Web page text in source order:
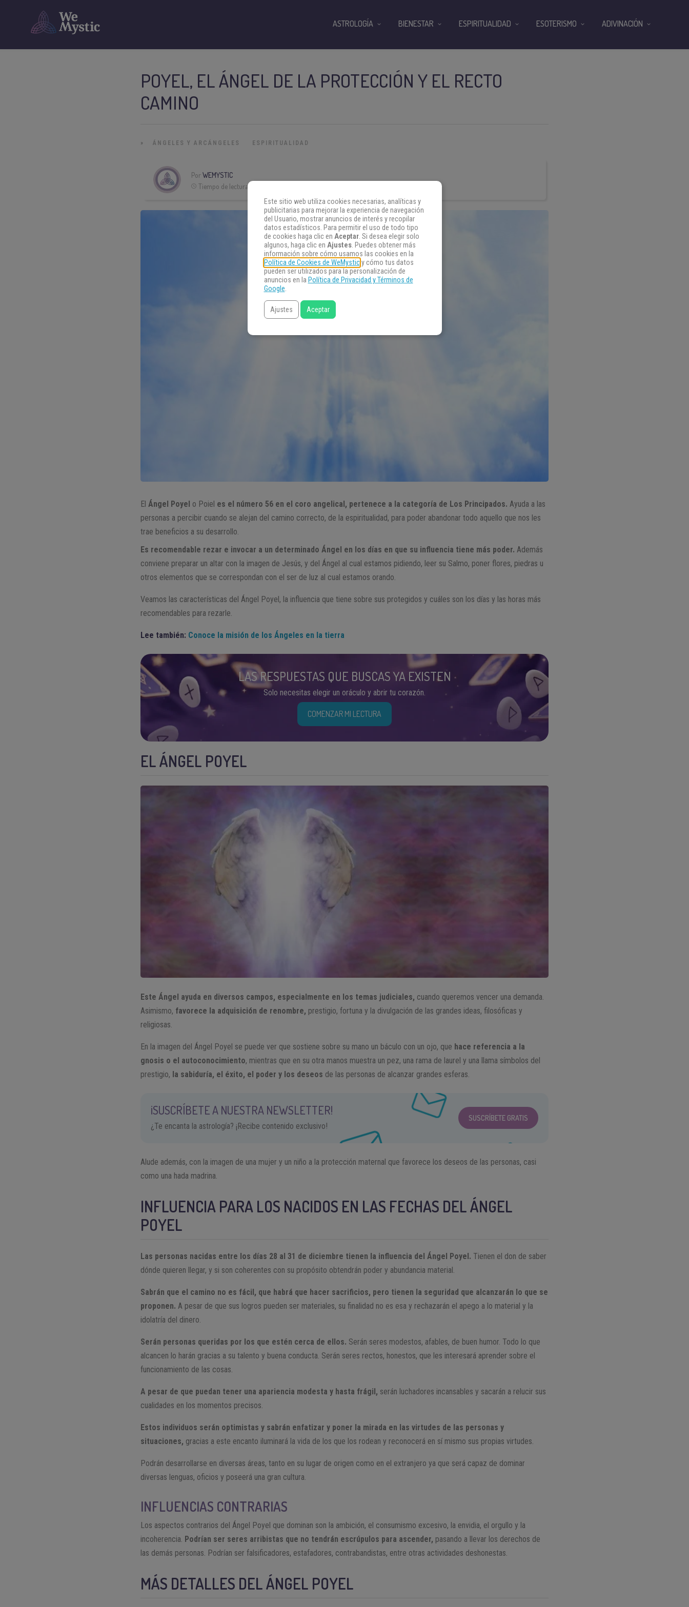
POYEL, EL ÁNGEL DE LA PROTECCIÓN Y EL RECTO
CAMINO
» ÁNGELES Y ARCÁNGELES ESPIRITUALIDAD
Por WEMYSTIC
Tiempo de lectura:
ElÁngel Poyel o Poiel es el número 56 en el coro angelical, pertenece a la categoría de Los Principados. Ayuda a las
personas a percibir cuando se alejan del camino correcto, de la espiritualidad, para poder abandonar todo aquello que nos les
trae beneficios a su desarrollo.
Es recomendable rezar e invocar a un determinado Ángel en los días en que su influencia tiene más poder.Además
conviene preparar un altar con la imagen de Jesús, y del Ángel al cual estamos pidiendo, leer su Salmo, poner flores, piedras u
otros elementos que se correspondan con el ser de luz al cual estamos orando.
Veamos las características del Ángel Poyel, la influencia que tiene sobre sus protegidos y cuáles son los días y las horas más
recomendables para rezarle.
Lee también: Conoce la misión de los Ángeles en la tierra
LAS RESPUESTAS QUE BUSCAS YA EXISTEN
Solo necesitas elegir un oráculo y abrir tu corazón.
COMENZAR MI LECTURA
EL ÁNGEL POYEL
Este Ángel ayuda en diversos campos, especialmente en los temas judiciales, cuando queremos vencer una demanda.
Asimismo, favorece la adquisición de renombre, prestigio, fortuna y la divulgación de las grandes ideas, filosóficas y
religiosas.
En la imagen del Ángel Poyel se puede ver que sostiene sobre su mano un báculo con un ojo, que hace referencia a la
gnosis o el autoconocimiento, mientras que en su otra manos muestra un pez, una rama de laurel y una llama símbolos del
prestigio, la sabiduría, el éxito, el poder y los deseos de las personas de alcanzar grandes esferas.
¡SUSCRÍBETE A NUESTRA NEWSLETTER!
¿Te encanta la astrología? ¡Recibe contenido exclusivo!
SUSCRÍBETE GRATIS
Alude además, con la imagen de una mujer y un niño a la protección maternal que favorece los deseos de las personas, casi
como una hada madrina.
INFLUENCIA PARA LOS NACIDOS EN LAS FECHAS DEL ÁNGEL
POYEL
Las personas nacidas entre los días 28 al 31 de diciembre tienen la influencia del Ángel Poyel. Tienen el don de saber
dónde quieren llegar, y si son coherentes con su propósito obtendrán poder y abundancia material.
Sabrán que el camino no es fácil, que habrá que hacer sacrificios, pero tienen la seguridad que alcanzarán lo que se
proponen. A pesar de que sus logros pueden ser materiales, su finalidad no es esa y rechazarán el apego a lo material y la
idolatría del dinero.
Serán personas queridas por los que estén cerca de ellos. Serán seres modestos, afables, de buen humor. Todo lo que
alcancen lo harán gracias a su talento y buena conducta. Serán seres rectos, honestos, que les interesará aprender sobre el
funcionamiento de las cosas.
A pesar de que puedan tener una apariencia modesta y hasta frágil, serán luchadores incansables y sacarán a relucir sus
cualidades en los momentos precisos.
Estos individuos serán optimistas y sabrán enfatizar y poner la mirada en las virtudes de las personas y
situaciones, gracias a este encanto iluminará la vida de los que los rodean y reconocerá en sí mismo sus propias virtudes.
Podrán desarrollarse en diversas áreas, tanto en su lugar de origen como en el extranjero ya que será capaz de dominar
diversas lenguas, oficios y poseerá una gran cultura.
INFLUENCIAS CONTRARIAS
Los aspectos contrarios del Ángel Poyel que dominan son la ambición, el consumismo excesivo, la envidia, el orgullo y la
incoherencia. Podrían ser seres arribistas que no tendrán escrúpulos para ascender, pasando a llevar los derechos de
las demás personas. Podrían ser falsificadores, estafadores, contrabandistas, entre otras actividades deshonestas.
MÁS DETALLES DEL ÁNGEL POYEL
ASTROLOGÍA BIENESTAR ESPIRITUALIDAD ESOTERISMO ADIVINACIÓN
Este sitio web utiliza cookies necesarias, analíticas y
publicitarias para mejorar la experiencia de navegación
del Usuario, mostrar anuncios de interés y recopilar
datos estadísticos. Para permitir el uso de todo tipo
de cookies haga clic en Aceptar. Si desea elegir solo
algunos, haga clic en Ajustes. Puedes obtener más
información sobre cómo usamos las cookies en la
Política de Cookies de WeMysticy cómo tus datos
pueden ser utilizados para la personalización de
anuncios en la Política de Privacidad y Términos de
Google.
Ajustes Aceptar